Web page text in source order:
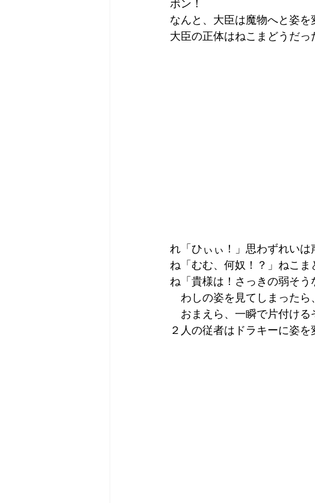
ボン！
なんと、大臣は魔物へと姿を
大臣の正体はねこまどうだっ
れ「ひぃぃ！」思わずれいは
ね「むむ、何奴！？」ねこま
ね「貴様は！さっきの弱そう
わしの姿を見てしまったら
おまえら、一瞬で片付ける
２人の従者はドラキーに姿を